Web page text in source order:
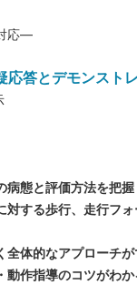
応―
答とデモンスト
病態と評価方法を把握
対する歩行、走行フ
全体的なアプローチ
動作指導のコツがわか